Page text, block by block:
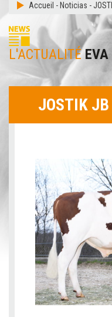
Accueil - Noticias -
L'ACTUALITÉ
JOSTIK JB